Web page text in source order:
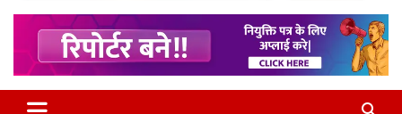
Mahimakhadicha